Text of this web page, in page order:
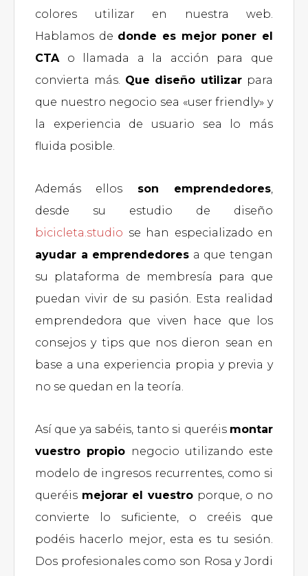
colores utilizar en nuestra web.
Hablamos de donde es mejor poner el
CTAo llamada a la acción para que
convierta más. Que diseño utilizar para
que nuestro negocio sea «user friendly» y
la experiencia de usuario sea lo más
fluida posible.
Además ellos son emprendedores,
desde su estudio de diseño
bicicleta.studio se han especializado en
ayudar a emprendedores a que tengan
su plataforma de membresía para que
puedan vivir de su pasión. Esta realidad
emprendedora que viven hace que los
consejos y tips que nos dieron sean en
base a una experiencia propia y previa y
no se quedan en la teoría.
Así que ya sabéis, tanto si queréis montar
vuestro propio negocio utilizando este
modelo de ingresos recurrentes, como si
queréis mejorar el vuestro porque, o no
convierte lo suficiente, o creéis que
podéis hacerlo mejor, esta es tu sesión.
Dos profesionales como son Rosa y Jordi